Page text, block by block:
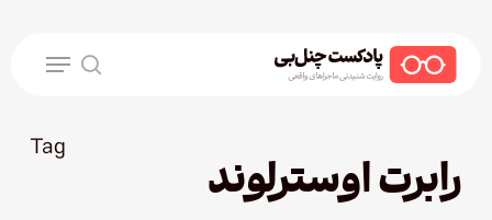
search
Menu
Tag
رابرت اوسترلوند